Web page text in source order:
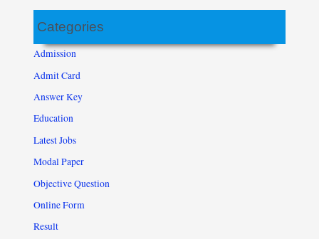
Categories
Admission
Admit Card
Answer Key
Education
Latest Jobs
Modal Paper
Objective Question
Online Form
Result